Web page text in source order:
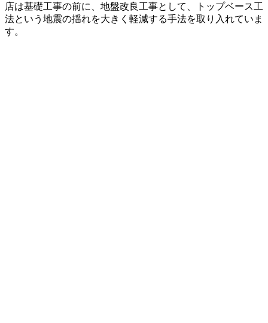
店は基礎工事の前に、地盤改良工事として、トップベース工
法という地震の揺れを大きく軽減する手法を取り入れていま
す。